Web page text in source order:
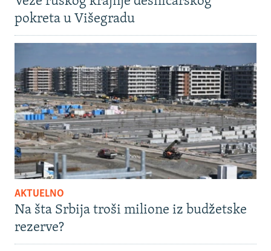
pokreta u Višegradu
AKTUELNO
Na šta Srbija troši milione iz budžetske
rezerve?